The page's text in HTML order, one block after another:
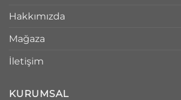
Hakkımızda
Mağaza
İletişim
KURUMSAL